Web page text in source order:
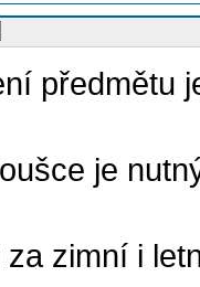
předmětu
je
zimní i